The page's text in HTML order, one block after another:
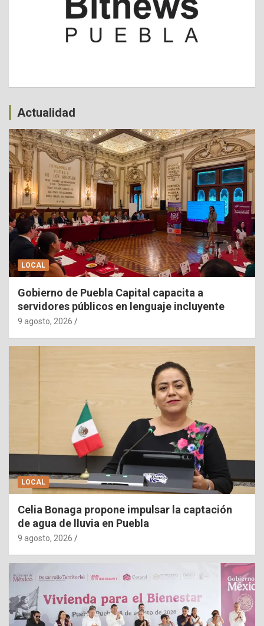
Actualidad
LOCAL
Gobierno de Puebla Capital capacita a
servidores públicos en lenguaje incluyente
9 agosto, 2026
LOCAL
Celia Bonaga propone impulsar la captación
de agua de lluvia en Puebla
9 agosto, 2026